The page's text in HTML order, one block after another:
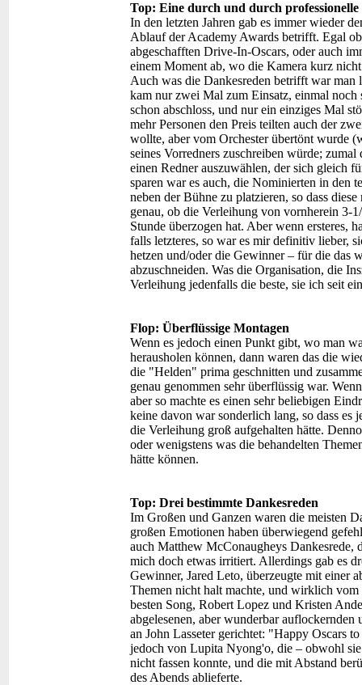
Top: Eine durch und durch
In den letzten Jahren gab es immer wieder
Ablauf der Academy Awards betrifft. Egal
abgeschafften Drive-In-Oscars, oder auch
einem Moment ab, wo die Kamera kurz
Auch was die Dankesreden betrifft war man
kam nur zwei Mal zum Einsatz, einmal
schon abschloss, und nur ein einziges Mal
mehr Personen den Preis teilten auch der
wollte, aber vom Orchester übertönt wurde
seines Vorredners zuschreiben würde;
einen Redner auszuwählen, der sich gleich
sparen war es auch, die Nominierten in den
neben der Bühne zu platzieren, so dass
genau, ob die Verleihung von vornherein 3-
Stunde überzogen hat. Aber wenn ersteres,
falls letzteres, so war es mir definitiv lieber,
hetzen und/oder die Gewinner – für die das
abzuschneiden. Was die Organisation, die
Verleihung jedenfalls die beste, sie ich seit
Flop: Überflüssige Montagen
Wenn es jedoch einen Punkt gibt, wo man
herausholen können, dann waren das die
die "Helden" prima geschnitten und
genau genommen sehr überflüssig war.
aber so machte es einen sehr beliebigen
keine davon war sonderlich lang, so dass es
die Verleihung groß aufgehalten hätte.
oder wenigstens was die behandelten
hätte können.
Top: Drei bestimmte Dankesreden
Im Großen und Ganzen waren die meisten
großen Emotionen haben überwiegend
auch Matthew McConaugheys Dankesrede,
mich doch etwas irritiert. Allerdings gab es
Gewinner, Jared Leto, überzeugte mit einer
Themen nicht halt machte, und wirklich
besten Song, Robert Lopez und Kristen
abgelesenen, aber wunderbar
an John Lasseter gerichtet: "Happy Oscars
jedoch von Lupita Nyong'o, die – obwohl
nicht fassen konnte, und die mit Abstand
des Abends ablieferte.